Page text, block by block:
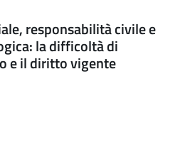
responsabilità civile e
la difficoltà di
e il diritto vigente